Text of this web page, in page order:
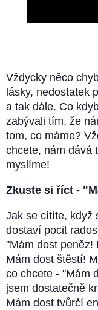
Vždycky něco
lásky, nedostatek
a tak dále. Co
zabývali tím, že
tom, co máme?
chcete, nám dává
myslíme!
Zkuste si říct -
Jak se cítíte, když
dostaví pocit
"Mám dost peněz!
Mám dost štěstí!
co chcete - "Mám
jsem dostatečně
Mám dost tvůrčí